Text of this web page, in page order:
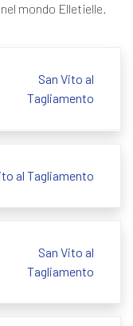
mondo Elletielle.
San Vito al
Tagliamento
al Tagliamento
San Vito al
Tagliamento